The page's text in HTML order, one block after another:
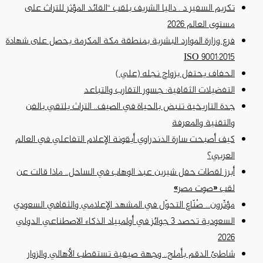
تكريم السفير د . داليا الشريف بلقب “القائد المؤثر للتراث على
مستوى العالم 2026
فرع وزارة الموارد البشرية بمنطقة مكة المكرمة يحصل على شهادة
ISO 9001:2015
الحفاف يحتفل بزواج نجله (علي )
التفضيلات الثقافية: جسور التقارب والتباعد
جدة التاريخية تنبض بالحياة في الصيف.. التراث يلتقي بالفن
والتقنية والمعرفة
كيف أصبحت سارة الدندراوي أيقونة الإعلام التفاعلي في العالم
العربي؟
أبرز لقطات حفل شيرين عبد الوهاب في الساحل.. ماذا قالت عن
لقب «صوت مصر»
مؤثّرون… صُنّاع التحوّل في المشهد الإعلامي والثقافي السعودي
السعودية تحصد 3 جوائز في أولمبياد الذكاء الاصطناعي الدولي
2026
شاطئ الدقم بأملج.. وجهة صيفية تستقطب الأهالي والزوار